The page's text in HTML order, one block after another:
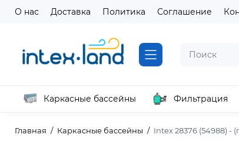
О нас Доставка Политика Соглашение
Каркасные бассейны Фильтрация
Главная Каркасные бассейны Intex 28376 (54988) -